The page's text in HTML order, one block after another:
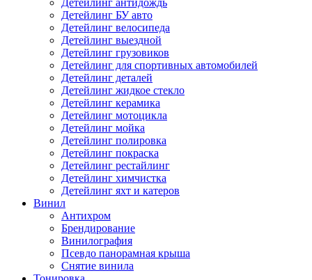
Детейлинг антидождь
Детейлинг БУ авто
Детейлинг велосипеда
Детейлинг выездной
Детейлинг грузовиков
Детейлинг для спортивных автомобилей
Детейлинг деталей
Детейлинг жидкое стекло
Детейлинг керамика
Детейлинг мотоцикла
Детейлинг мойка
Детейлинг полировка
Детейлинг покраска
Детейлинг рестайлинг
Детейлинг химчистка
Детейлинг яхт и катеров
Винил
Антихром
Брендирование
Винилография
Псевдо панорамная крыша
Снятие винила